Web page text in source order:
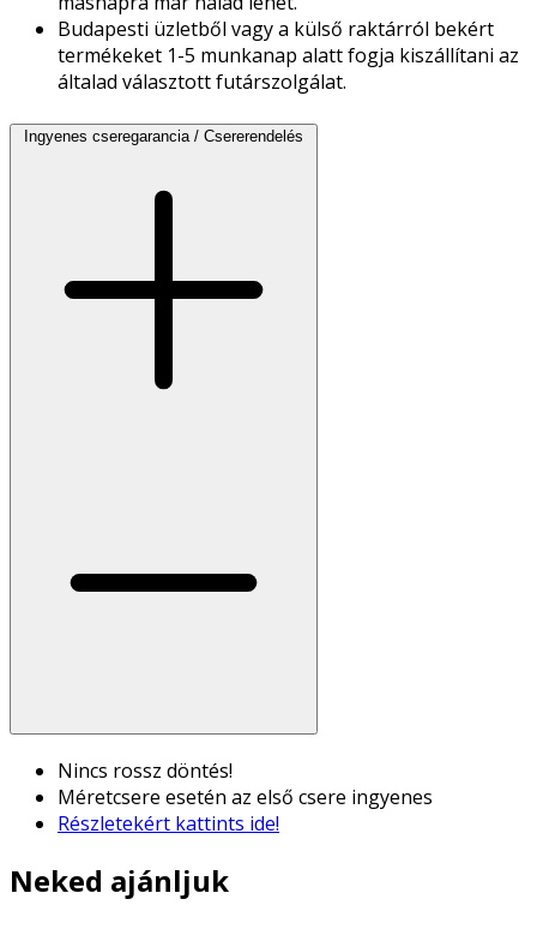
Budapesti üzletből vagy a külső raktárról bekért
termékeket 1-5 munkanap alatt fogja kiszállítani az
általad választott futárszolgálat.
Ingyenes cseregarancia / Csererendelés
Nincs rossz döntés!
Méretcsere esetén az első csere ingyenes
Részletekért kattints ide!
Neked ajánljuk